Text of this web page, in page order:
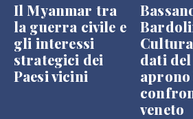
Il Myanmar tra
la guerra civile e
gli interessi
strategici dei
Paesi vicini
dati
veneto